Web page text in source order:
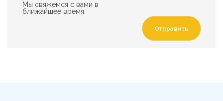
Мы свяжемся с вами в
ближайшее время.
Отправить